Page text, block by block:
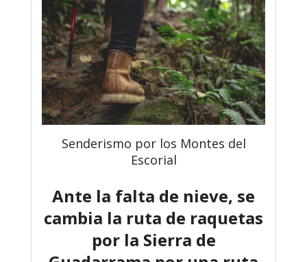
Senderismo por los Montes del
Escorial
Ante la falta de nieve, se
cambia la ruta de raquetas
por la Sierra de